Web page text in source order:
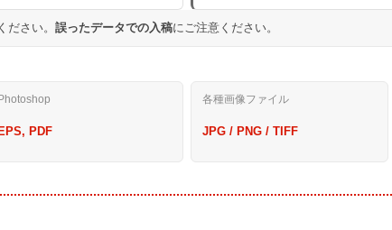
さい。 誤ったデータでの入稿にご注意ください。
Photoshop
EPS, PDF
各種画像ファイル
JPG / PNG / TIFF